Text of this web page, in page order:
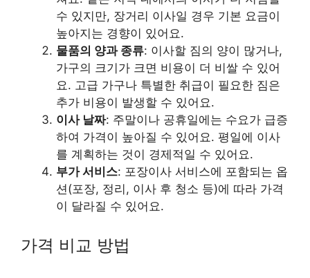
수 있지만, 장거리 이사일 경우 기본 요금이
높아지는 경향이 있어요.
물품의 양과 종류: 이사할 짐의 양이 많거나,
가구의 크기가 크면 비용이 더 비쌀 수 있어
요. 고급 가구나 특별한 취급이 필요한 짐은
추가 비용이 발생할 수 있어요.
이사 날짜: 주말이나 공휴일에는 수요가 급증
하여 가격이 높아질 수 있어요. 평일에 이사
를 계획하는 것이 경제적일 수 있어요.
부가 서비스: 포장이사 서비스에 포함되는 옵
션(포장, 정리, 이사 후 청소 등)에 따라 가격
이 달라질 수 있어요.
가격 비교 방법